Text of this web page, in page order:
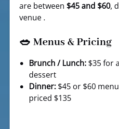
are between $45 and $60,
venue .
🥗 Menus & Pricing
Brunch / Lunch: $35 for
dessert
Dinner: $45 or $60
priced $135